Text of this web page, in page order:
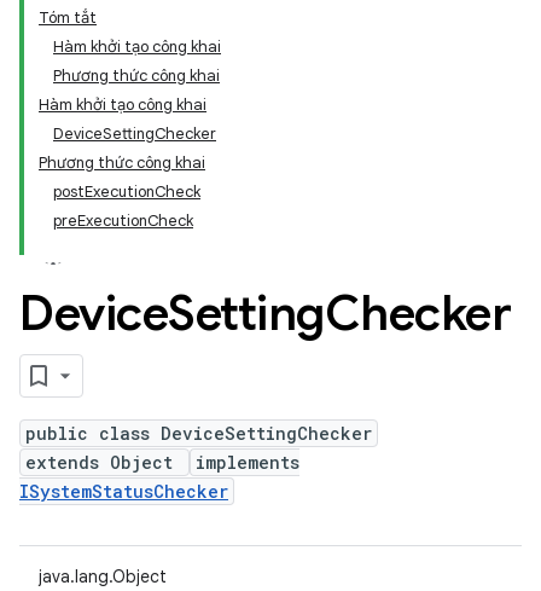
Tóm tắt
Hàm khởi tạo công khai
Phương thức công khai
Hàm khởi tạo công khai
DeviceSettingChecker
Phương thức công khai
postExecutionCheck
preExecutionCheck
DeviceSettingChecker
public class DeviceSettingChecker
extends Object
implements
ISystemStatusChecker
java.lang.Object